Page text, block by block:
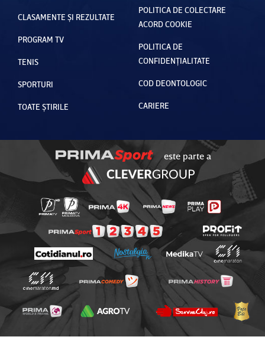
CLASAMENTE ȘI REZULTATE
PROGRAM TV
TENIS
SPORTURI
TOATE ȘTIRILE
POLITICA DE COLECTARE
ACORD COOKIE
POLITICA DE
CONFIDENȚIALITATE
COD DEONTOLOGIC
CARIERE
este parte a